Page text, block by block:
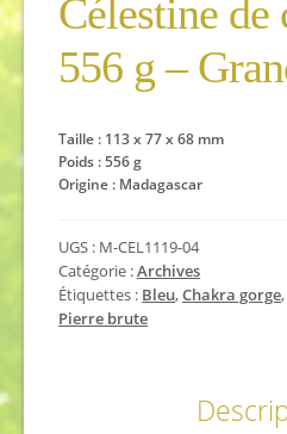
Célestine
556 g –
Taille : 113 x 77 x 68 mm
Poids : 556 g
Origine : Madagascar
UGS : M-CEL1119-04
Catégorie :Archives
Étiquettes : Bleu,Chakra gorge
Pierre brute